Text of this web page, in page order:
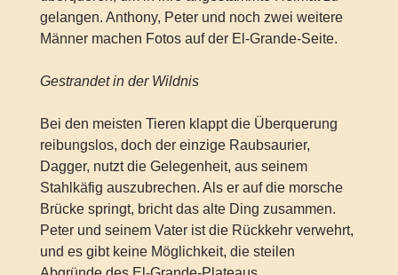
gelangen. Anthony, Peter und noch zwei weitere
Männer machen Fotos auf der El-Grande-Seite.
Gestrandet in der Wildnis
Bei den meisten Tieren klappt die Überquerung
reibungslos, doch der einzige Raubsaurier,
Dagger, nutzt die Gelegenheit, aus seinem
Stahlkäfig auszubrechen. Als er auf die morsche
Brücke springt, bricht das alte Ding zusammen.
Peter und seinem Vater ist die Rückkehr verwehrt,
und es gibt keine Möglichkeit, die steilen